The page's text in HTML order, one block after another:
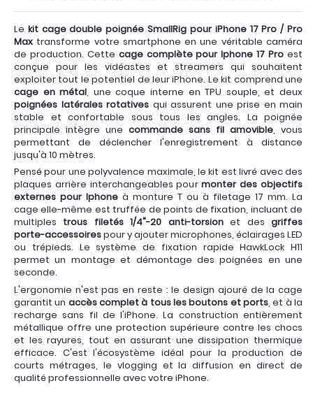
Le kit cage double poignée SmallRig pour iPhone 17 Pro / Pro
Max transforme votre smartphone en une véritable caméra
de production. Cette cage complète pour Iphone 17 Pro est
conçue pour les vidéastes et streamers qui souhaitent
exploiter tout le potentiel de leur iPhone. Le kit comprend une
cage en métal, une coque interne en TPU souple, et deux
poignées latérales rotatives qui assurent une prise en main
stable et confortable sous tous les angles. La poignée
principale intègre une commande sans fil amovible, vous
permettant de déclencher l'enregistrement à distance
jusqu'à 10 mètres.
Pensé pour une polyvalence maximale, le kit est livré avec des
plaques arrière interchangeables pourmonter des objectifs
externes pour Iphone à monture T ou à filetage 17 mm. La
cage elle-même est truffée de points de fixation, incluant de
multiples trous filetés 1/4"-20 anti-torsionet desgriffes
porte-accessoirespour y ajouter microphones, éclairages LED
ou trépieds. Le système de fixation rapide HawkLock H11
permet un montage et démontage des poignées en une
seconde.
L'ergonomie n'est pas en reste : le design ajouré de la cage
garantit un accès complet à tous les boutons et ports, et à la
recharge sans fil de l'iPhone. La construction entièrement
métallique offre une protection supérieure contre les chocs
et les rayures, tout en assurant une dissipation thermique
efficace. C'est l'écosystème idéal pour la production de
courts métrages, le vlogging et la diffusion en direct de
qualité professionnelle avec votre iPhone.